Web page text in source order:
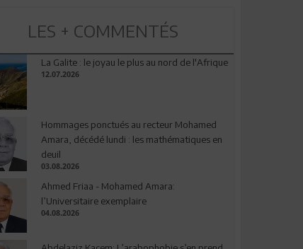
LES + COMMENTÉS
La Galite : le joyau le plus au nord de l'Afrique
12.07.2026
Hommages ponctués au recteur Mohamed
Amara, décédé lundi : les mathématiques en
deuil
03.08.2026
Ahmed Friaa - Mohamed Amara:
l’Universitaire exemplaire
04.08.2026